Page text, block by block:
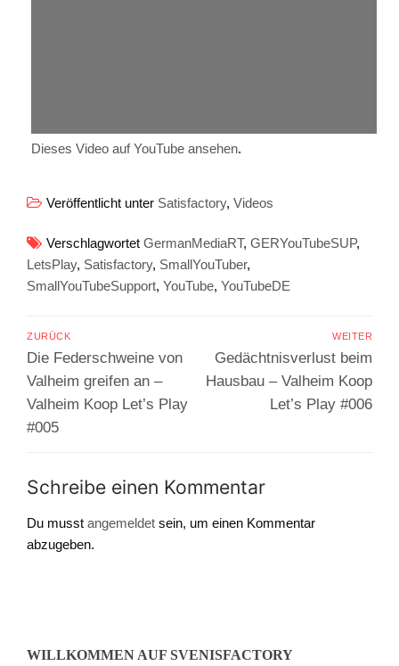
Dieses Video auf YouTube ansehen.
Veröffentlicht unter Satisfactory, Videos
Verschlagwortet GermanMediaRT, GERYouTubeSUP,
LetsPlay, Satisfactory, SmallYouTuber,
SmallYouTubeSupport, YouTube, YouTubeDE
Beitragsnavigation
ZURÜCK
Vorheriger
Beitrag:
Die Federschweine von
Valheim greifen an –
Valheim Koop Let’s Play
#005
WEITER
Nächster
Beitrag:
Gedächtnisverlust beim
Hausbau – Valheim Koop
Let’s Play #006
Schreibe einen Kommentar
Du musst angemeldet sein, um einen Kommentar
abzugeben.
WILLKOMMEN AUF SVENISFACTORY